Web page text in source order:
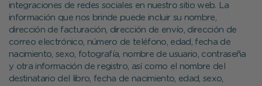
integraciones de redes sociales en nuestro sitio web. La
información que nos brinde puede incluir su nombre,
dirección de facturación, dirección de envío, dirección de
correo electrónico, número de teléfono, edad, fecha de
nacimiento, sexo, fotografía, nombre de usuario, contraseña
y otra información de registro, así como el nombre del
destinatario del libro, fecha de nacimiento, edad, sexo,